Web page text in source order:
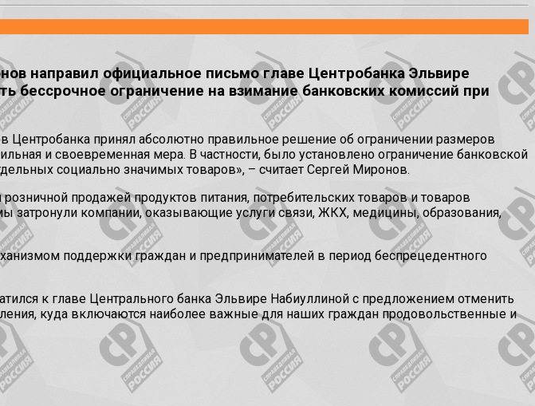
направил официальное письмо главе Центробанка Эльвире
бессрочное ограничение на взимание банковских комиссий при
Центробанка принял абсолютно правильное решение об ограничении размеров
и своевременная мера. В частности, было установлено ограничение банковской
социально значимых товаров», – считает Сергей Миронов.
продажей продуктов питания, потребительских товаров и товаров
затронули компании, оказывающие услуги связи, ЖКХ, медицины, образования,
поддержки граждан и предпринимателей в период беспрецедентного
к главе Центрального банка Эльвире Набиуллиной с предложением отменить
куда включаются наиболее важные для наших граждан продовольственные и